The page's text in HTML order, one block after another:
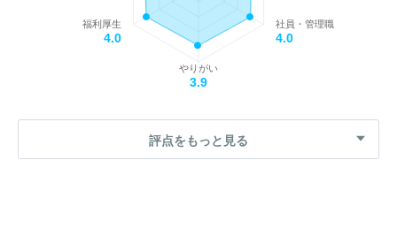
社員・管理職
4.0
やりがい
3.9
福利厚生
4.0
評点をもっと見る